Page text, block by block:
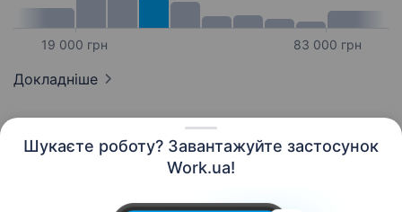
Шукаєте роботу? Завантажуйте застосунок
Work.ua!
19 000 грн 83 000 грн
Докладніше